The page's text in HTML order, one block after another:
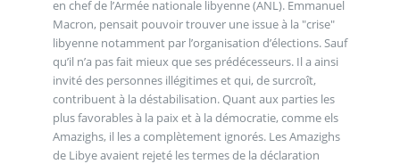
en chef de l’Armée nationale libyenne (ANL). Emmanuel
Macron, pensait pouvoir trouver une issue à la "crise"
libyenne notamment par l’organisation d’élections. Sauf
qu’il n’a pas fait mieux que ses prédécesseurs. Il a ainsi
invité des personnes illégitimes et qui, de surcroît,
contribuent à la déstabilisation. Quant aux parties les
plus favorables à la paix et à la démocratie, comme els
Amazighs, il les a complètement ignorés. Les Amazighs
de Libye avaient rejeté les termes de la déclaration